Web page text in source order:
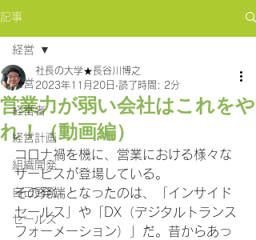
記事
経営
経営者
経営計画
組織開発
自己啓発
セールス
経営
営業力が弱い会社はこれをや
れ！（動画編）
社長の大学★長谷川博之
2023年11月20日 読了時間: 2分
コロナ禍を機に、営業における様々な
サービスが登場している。
その発端となったのは、「インサイド
セールス」や「DX（デジタルトランス
フォーメーション）」だ。昔からあっ